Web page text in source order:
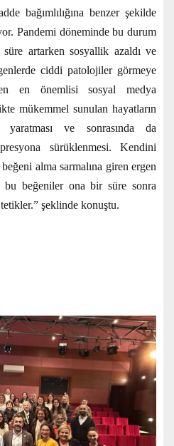
bağımlılığına benzer şekilde
Pandemi döneminde bu durum
artarken sosyallik azaldı ve
ciddi patolojiler görmeye
en önemlisi sosyal medya
mükemmel sunulan hayatların
ve sonrasında da
sürüklenmesi. Kendini
alma sarmalına giren ergen
bu beğeniler ona bir süre sonra
şeklinde konuştu.